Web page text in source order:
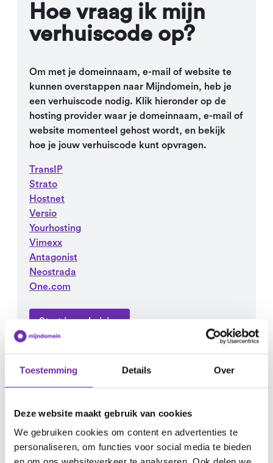
Toestemming Details Over
Deze website maakt gebruik van cookies
We gebruiken cookies om content en advertenties te
personaliseren, om functies voor social media te bieden
Hoe vraag ik mijn
verhuiscode op?
Om met je domeinnaam, e-mail of website te
kunnen overstappen naar Mijndomein, heb je
een verhuiscode nodig. Klik hieronder op de
hosting provider waar je domeinnaam, e-mail of
website momenteel gehost wordt, en bekijk
hoe je jouw verhuiscode kunt opvragen.
TransIP
Strato
Hostnet
Versio
Yourhosting
Vimexx
Antagonist
Neostrada
One.com
Start je verhuizing